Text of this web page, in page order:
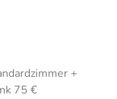
+
75 €